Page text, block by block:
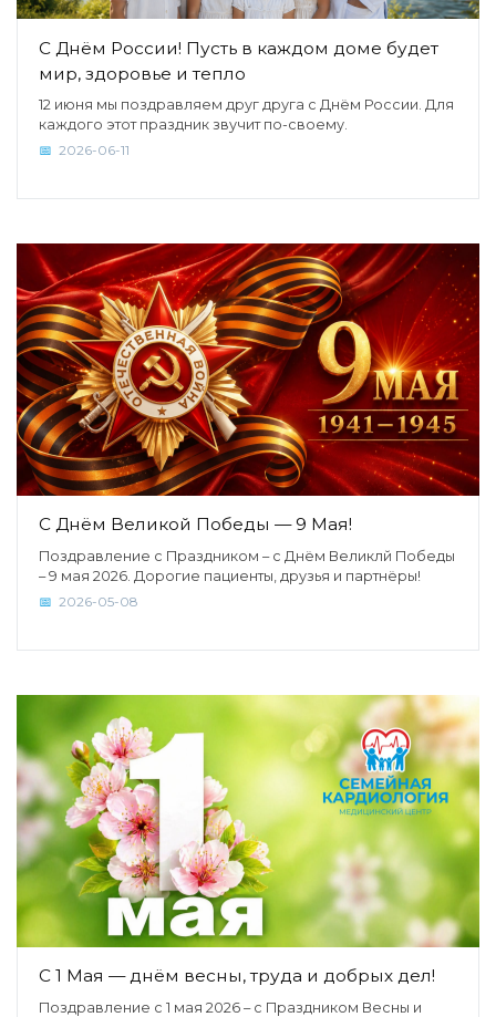
С Днём России! Пусть в каждом доме будет
мир, здоровье и тепло
12 июня мы поздравляем друг друга с Днём России. Для
каждого этот праздник звучит по-своему.
2026-06-11
С Днём Великой Победы — 9 Мая!
Поздравление с Праздником – с Днём Великлй Победы
– 9 мая 2026. Дорогие пациенты, друзья и партнёры!
2026-05-08
С 1 Мая — днём весны, труда и добрых дел!
Поздравление с 1 мая 2026 – с Праздником Весны и